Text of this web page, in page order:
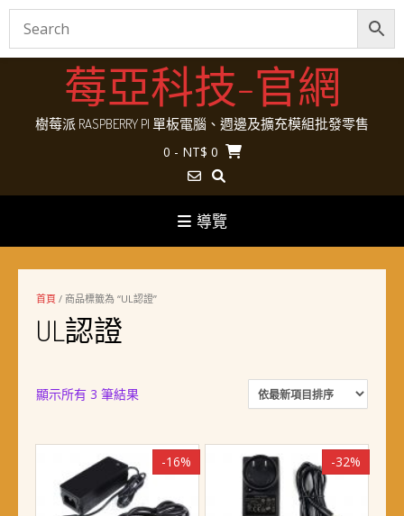
Skip
莓亞科技-官網
樹莓派 RASPBERRY PI 單板電腦、週邊及擴充模組批發零售
0 - NT$ 0
導覽
首頁 / 商品標籤為 “UL認證”
UL認證
顯示所有 3 筆結果依
項
目
排
序
-16% -32%